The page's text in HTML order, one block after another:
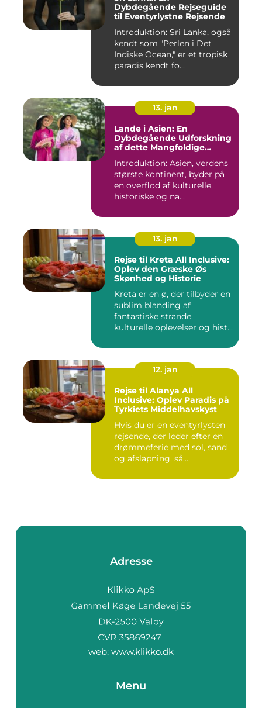
Dybdegående Rejseguide
til Eventyrlystne Rejsende
Introduktion: Sri Lanka, også
kendt som "Perlen i Det
Indiske Ocean," er et tropisk
paradis kendt fo...
13. jan
Lande i Asien: En
Dybdegående Udforskning
af dette Mangfoldige
Introduktion: Asien, verdens
største kontinent, byder på
en overflod af kulturelle,
historiske og na...
13. jan
Rejse til Kreta All Inclusive:
Oplev den Græske Øs
Skønhed og Historie
Kreta er en ø, der tilbyder en
sublim blanding af
fantastiske strande,
kulturelle oplevelser og hist...
12. jan
Rejse til Alanya All
Inclusive: Oplev Paradis på
Tyrkiets Middelhavskyst
Hvis du er en eventyrlysten
rejsende, der leder efter en
drømmeferie med sol, sand
og afslapning, så...
Adresse
web: www.klikko.dk
Menu